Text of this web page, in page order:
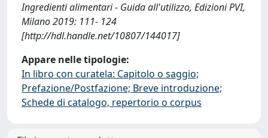
Ingredienti alimentari - Guida all'utilizzo, Edizioni PVI,
Milano 2019: 111- 124
[http://hdl.handle.net/10807/144017]
Appare nelle tipologie:
In libro con curatela: Capitolo o saggio;
Prefazione/Postfazione; Breve introduzione;
Schede di catalogo, repertorio o corpus